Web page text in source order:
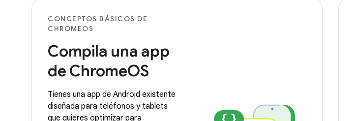
CONCEPTOS BÁSICOS DE
CHROMEOS
Compila una app
de ChromeOS
Tienes una app de Android existente
diseñada para teléfonos y tablets
que quieres optimizar para